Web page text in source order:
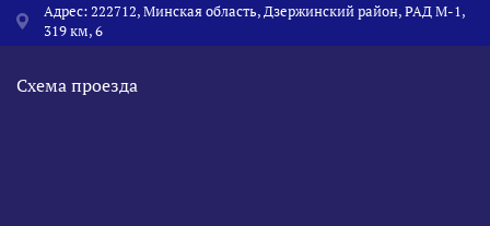
Адрес: 222712, Минская область, Дзержинский район, РАД М-1,
319 км, 6
Схема проезда